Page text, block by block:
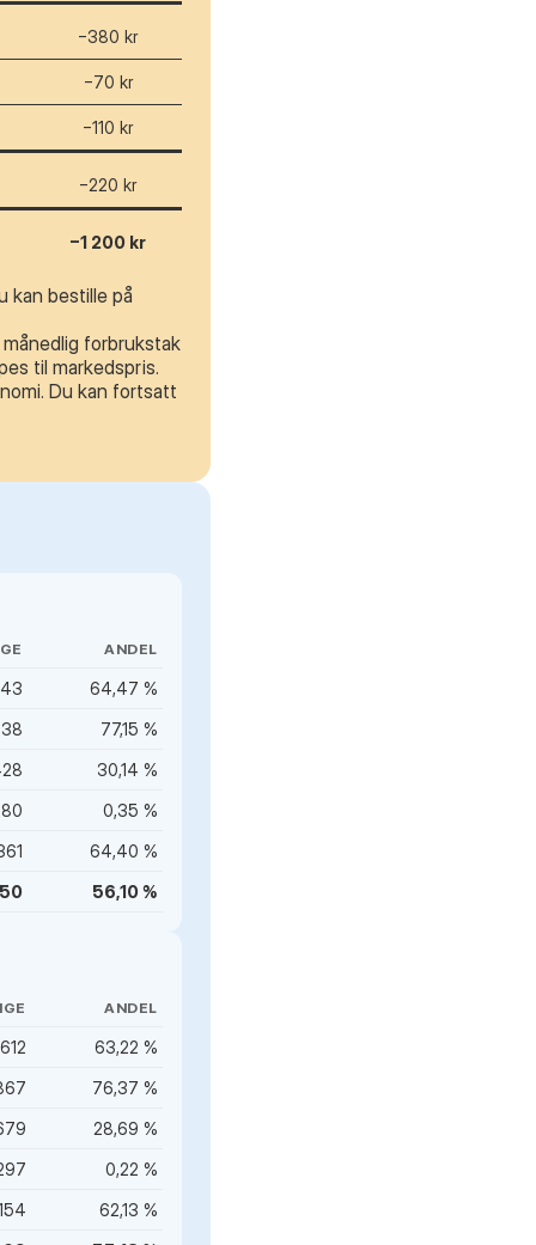
−380 kr
−70 kr
−110 kr
−220 kr
−1 200 kr
kan bestille på
forbrukstak
til markedspris.
Du kan fortsatt
ANDEL
64,47 %
77,15 %
30,14 %
0,35 %
64,40 %
56,10 %
ANDEL
63,22 %
76,37 %
28,69 %
0,22 %
62,13 %